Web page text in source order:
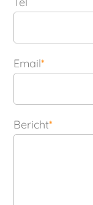
Email*
Bericht*